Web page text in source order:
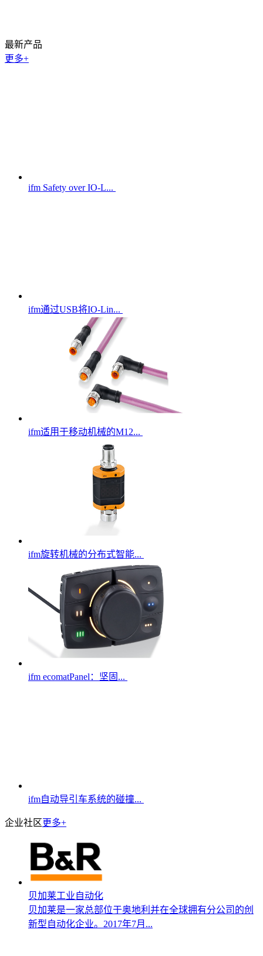
最新产品
更多+
ifm Safety over IO-L...
ifm通过USB将IO-Lin...
ifm适用于移动机械的M12...
ifm旋转机械的分布式智能...
ifm ecomatPanel：坚固...
ifm自动导引车系统的碰撞...
企业社区更多+
贝加莱工业自动化
贝加莱是一家总部位于奥地利并在全球拥有分公司的创
新型自动化企业。2017年7月...